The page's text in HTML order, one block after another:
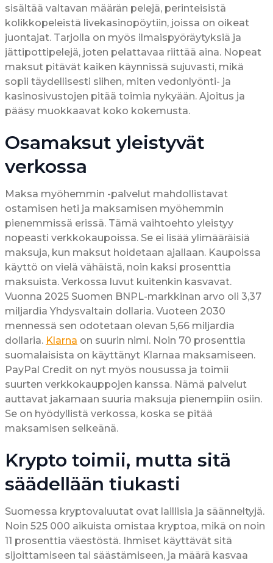
sisältää valtavan määrän pelejä, perinteisistä
kolikkopeleistä livekasinopöytiin, joissa on oikeat
juontajat. Tarjolla on myös ilmaispyöräytyksiä ja
jättipottipelejä, joten pelattavaa riittää aina. Nopeat
maksut pitävät kaiken käynnissä sujuvasti, mikä
sopii täydellisesti siihen, miten vedonlyönti- ja
kasinosivustojen pitää toimia nykyään. Ajoitus ja
pääsy muokkaavat koko kokemusta.
Osamaksut yleistyvät
verkossa
Maksa myöhemmin -palvelut mahdollistavat
ostamisen heti ja maksamisen myöhemmin
pienemmissä erissä. Tämä vaihtoehto yleistyy
nopeasti verkkokaupoissa. Se ei lisää ylimääräisiä
maksuja, kun maksut hoidetaan ajallaan. Kaupoissa
käyttö on vielä vähäistä, noin kaksi prosenttia
maksuista. Verkossa luvut kuitenkin kasvavat.
Vuonna 2025 Suomen BNPL-markkinan arvo oli 3,37
miljardia Yhdysvaltain dollaria. Vuoteen 2030
mennessä sen odotetaan olevan 5,66 miljardia
dollaria. Klarna on suurin nimi. Noin 70 prosenttia
suomalaisista on käyttänyt Klarnaa maksamiseen.
PayPal Credit on nyt myös nousussa ja toimii
suurten verkkokauppojen kanssa. Nämä palvelut
auttavat jakamaan suuria maksuja pienempiin osiin.
Se on hyödyllistä verkossa, koska se pitää
maksamisen selkeänä.
Krypto toimii, mutta sitä
säädellään tiukasti
Suomessa kryptovaluutat ovat laillisia ja säänneltyjä.
Noin 525 000 aikuista omistaa kryptoa, mikä on noin
11 prosenttia väestöstä. Ihmiset käyttävät sitä
sijoittamiseen tai säästämiseen, ja määrä kasvaa